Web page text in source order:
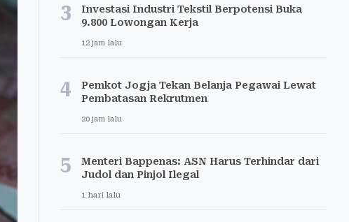
3
Investasi Industri Tekstil Berpotensi Buka
9.800 Lowongan Kerja
12 jam lalu
4
Pemkot Jogja Tekan Belanja Pegawai Lewat
Pembatasan Rekrutmen
20 jam lalu
5
Menteri Bappenas: ASN Harus Terhindar dari
Judol dan Pinjol Ilegal
1 hari lalu